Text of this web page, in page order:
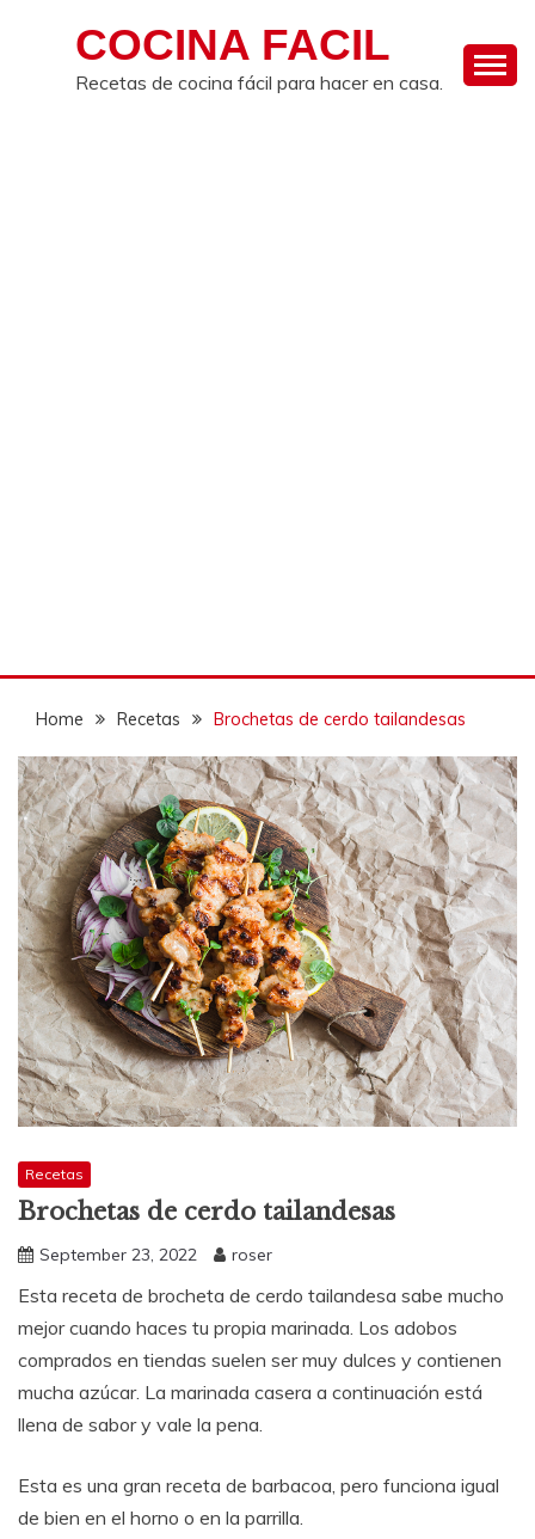
COCINA FACIL
Recetas de cocina fácil para hacer en casa.
Home Recetas Brochetas de cerdo tailandesas
Recetas
Brochetas de cerdo tailandesas
September 23, 2022 roser
Esta receta de brocheta de cerdo tailandesa sabe mucho
mejor cuando haces tu propia marinada. Los adobos
comprados en tiendas suelen ser muy dulces y contienen
mucha azúcar. La marinada casera a continuación está
llena de sabor y vale la pena.
Esta es una gran receta de barbacoa, pero funciona igual
de bien en el horno o en la parrilla.